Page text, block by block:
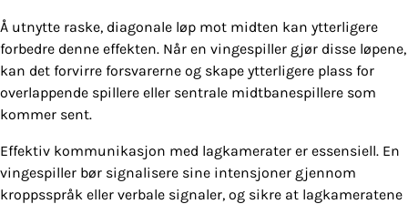
Å utnytte raske, diagonale løp mot midten kan ytterligere
forbedre denne effekten. Når en vingespiller gjør disse løpene,
kan det forvirre forsvarerne og skape ytterligere plass for
overlappende spillere eller sentrale midtbanespillere som
kommer sent.
Effektiv kommunikasjon med lagkamerater er essensiell. En
vingespiller bør signalisere sine intensjoner gjennom
kroppsspråk eller verbale signaler, og sikre at lagkameratene